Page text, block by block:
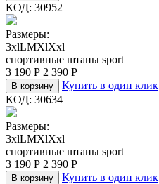
КОД: 30952
Размеры:
3xlLMXlXxl
спортивные штаны sport
3 190 Р 2 390 Р
В корзину
Купить в один клик
КОД: 30634
Размеры:
3xlLMXlXxl
спортивные штаны sport
3 190 Р 2 390 Р
В корзину
Купить в один клик